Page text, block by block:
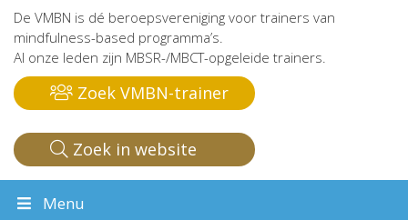
De VMBN is dé beroepsvereniging voor trainers van
mindfulness-based programma’s.
Al onze leden zijn MBSR-/MBCT-opgeleide trainers.
Zoek VMBN-trainer
Zoek in website
Menu